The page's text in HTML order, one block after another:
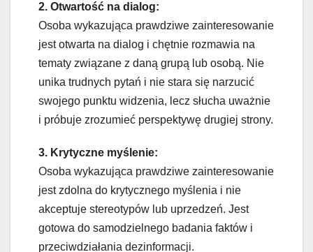
2. Otwartość na dialog:
Osoba wykazująca prawdziwe zainteresowanie
jest otwarta na dialog i chętnie rozmawia na
tematy związane z daną grupą lub osobą. Nie
unika trudnych pytań i nie stara się narzucić
swojego punktu widzenia, lecz słucha uważnie
i próbuje zrozumieć perspektywę drugiej strony.
3. Krytyczne myślenie:
Osoba wykazująca prawdziwe zainteresowanie
jest zdolna do krytycznego myślenia i nie
akceptuje stereotypów lub uprzedzeń. Jest
gotowa do samodzielnego badania faktów i
przeciwdziałania dezinformacji.